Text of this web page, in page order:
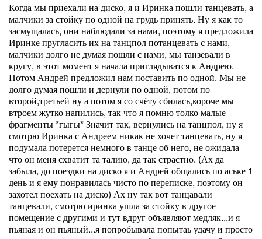
Когда мы приехали на диско, я и Иринка пошли танцевать, а
малчики за стойку по одной на грудь принять. Ну я как то
засмущалась, они наблюдали за нами, поэтому я предложила
Иринке пругласить их на танцпол потанцевать с нами,
малчики долго не думая пошли с нами, мы танзевали в
кругу, в этот момент я начала приглядыватся к Андрею.
Потом Андрей предложил нам поставить по одной. Мы не
долго думая пошли и дернули по одной, потом по
второй,третьей ну а потом я со счёту сбилась,короче мы
втроем жутко напились, так что я помню толко малые
фрагменты *гыгы* Значит так, вернулись на танцпол, ну я
смотрю Иринка с Андреем никак не хочет танцевать, ну я
подумала потерется немного в танце об него, не ожидала
что он меня схватит та талию, да так страстно. (Ах да
забыла, до поездки на диско я и Андрей общались по аське 1
день и я ему понравилась чисто по переписке, поэтому он
захотел поехать на диско) Ах ну так вот танцавали
танцевали, смотрю иринка ушла за стойку в другое
помещение с другими и тут вдруг объявляют медляк...и я
пьяная и он пьяный...я попробывала попытаь удачу и просто